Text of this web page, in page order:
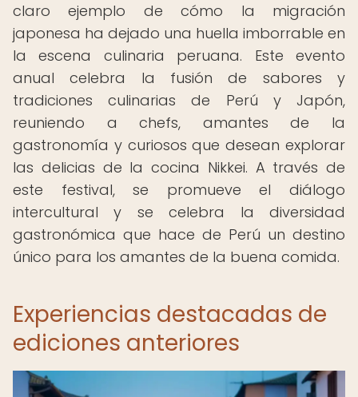
claro ejemplo de cómo la migración
japonesa ha dejado una huella imborrable en
la escena culinaria peruana. Este evento
anual celebra la fusión de sabores y
tradiciones culinarias de Perú y Japón,
reuniendo a chefs, amantes de la
gastronomía y curiosos que desean explorar
las delicias de la cocina Nikkei. A través de
este festival, se promueve el diálogo
intercultural y se celebra la diversidad
gastronómica que hace de Perú un destino
único para los amantes de la buena comida.
Experiencias destacadas de
ediciones anteriores